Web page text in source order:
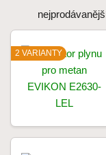
2 VARIANTY